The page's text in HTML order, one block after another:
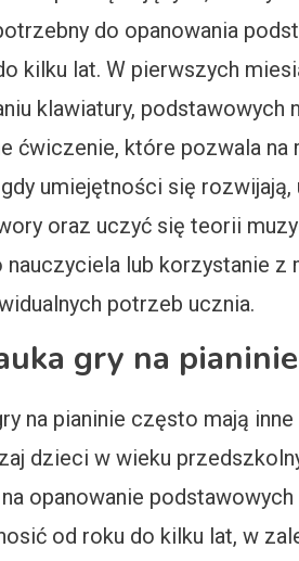
do opanowania
kilku lat. W pierwszych
klawiatury,
ćwiczenie, które pozwala
umiejętności się
oraz uczyć się teorii
lub korzystanie z
potrzeb ucznia.
gry na
na pianinie często mają
dzieci w wieku
opanowanie
od roku do kilku lat, w